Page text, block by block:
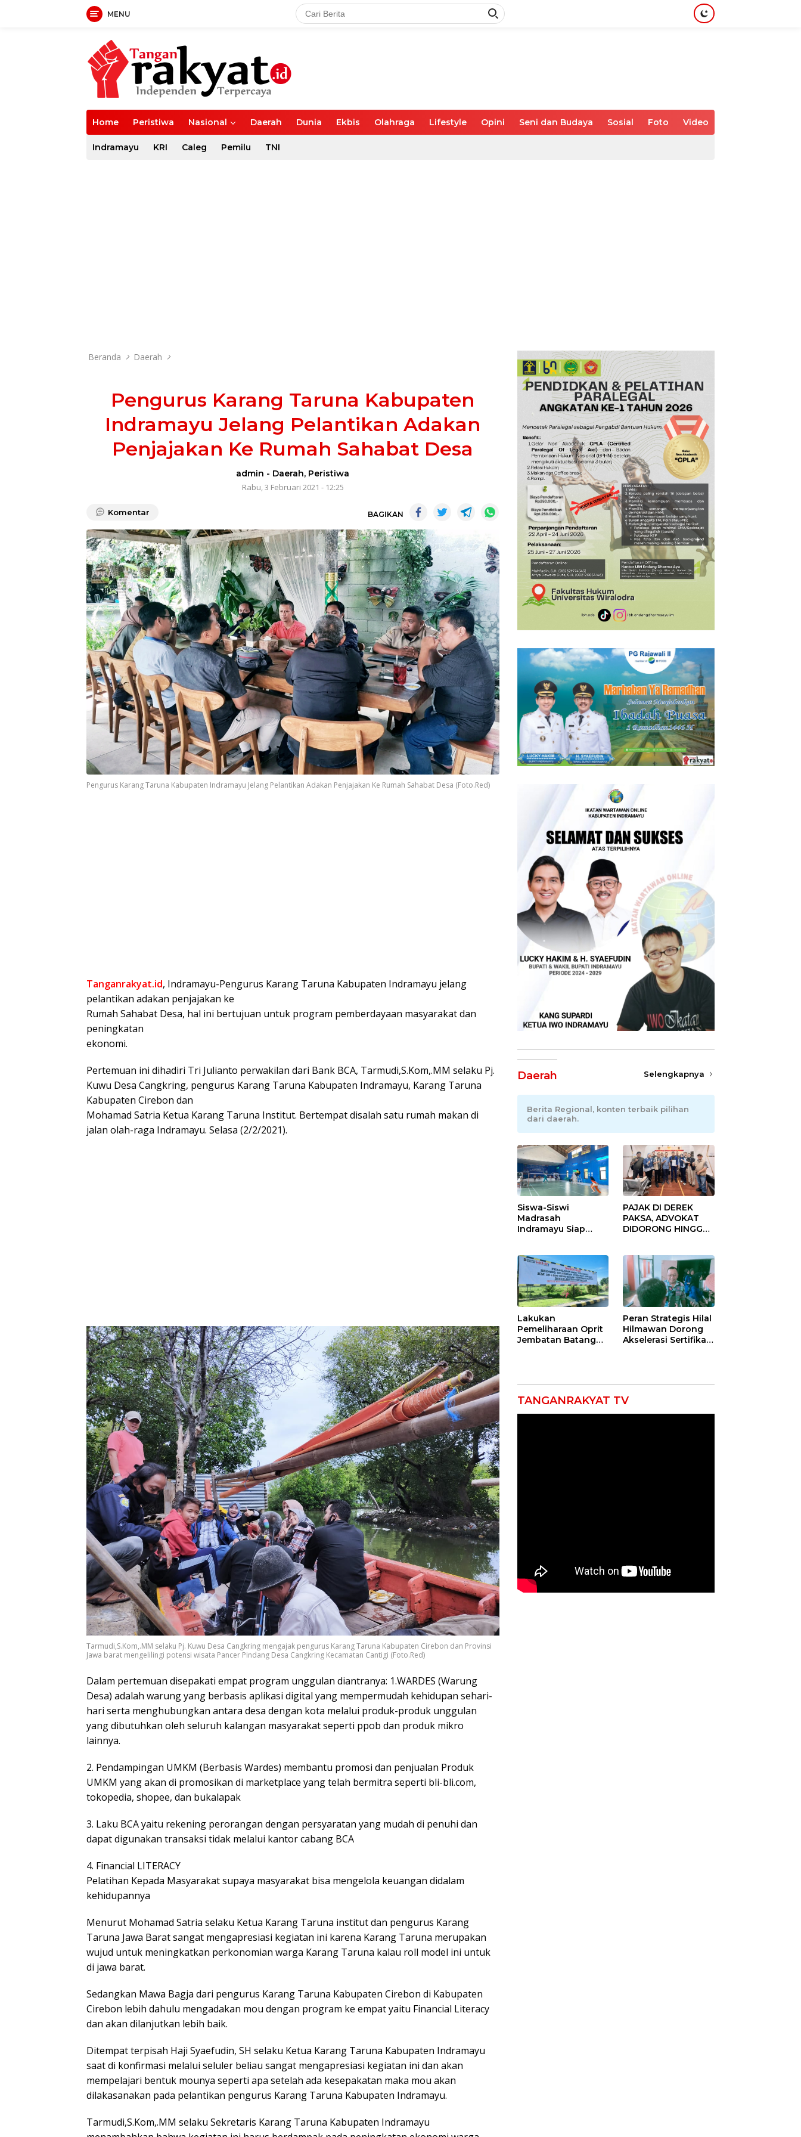
MENU
Home Peristiwa Nasional Daerah Dunia Ekbis Olahraga Lifestyle Opini Seni dan Budaya Sosial Foto Video
Indramayu KRI Caleg Pemilu TNI
Beranda Daerah
Pengurus Karang Taruna Kabupaten
Indramayu Jelang Pelantikan Adakan
Penjajakan Ke Rumah Sahabat Desa
admin - Daerah, Peristiwa
Rabu, 3 Februari 2021 - 12:25
Komentar BAGIKAN
Pengurus Karang Taruna Kabupaten Indramayu Jelang Pelantikan Adakan Penjajakan Ke Rumah Sahabat Desa (Foto.Red)
Tanganrakyat.id, Indramayu-Pengurus Karang Taruna Kabupaten Indramayu jelang
pelantikan adakan penjajakan ke
Rumah Sahabat Desa, hal ini bertujuan untuk program pemberdayaan masyarakat dan
peningkatan
ekonomi.
Pertemuan ini dihadiri Tri Julianto perwakilan dari Bank BCA, Tarmudi,S.Kom,.MM selaku Pj.
Kuwu Desa Cangkring, pengurus Karang Taruna Kabupaten Indramayu, Karang Taruna
Kabupaten Cirebon dan
Mohamad Satria Ketua Karang Taruna Institut. Bertempat disalah satu rumah makan di
jalan olah-raga Indramayu. Selasa (2/2/2021).
Tarmudi,S.Kom,.MM selaku Pj. Kuwu Desa Cangkring mengajak pengurus Karang Taruna Kabupaten Cirebon dan Provinsi
Jawa barat mengelilingi potensi wisata Pancer Pindang Desa Cangkring Kecamatan Cantigi (Foto.Red)
Dalam pertemuan disepakati empat program unggulan diantranya: 1.WARDES (Warung
Desa) adalah warung yang berbasis aplikasi digital yang mempermudah kehidupan sehari-
hari serta menghubungkan antara desa dengan kota melalui produk-produk unggulan
yang dibutuhkan oleh seluruh kalangan masyarakat seperti ppob dan produk mikro
lainnya.
2. Pendampingan UMKM (Berbasis Wardes) membantu promosi dan penjualan Produk
UMKM yang akan di promosikan di marketplace yang telah bermitra seperti bli-bli.com,
tokopedia, shopee, dan bukalapak
3. Laku BCA yaitu rekening perorangan dengan persyaratan yang mudah di penuhi dan
dapat digunakan transaksi tidak melalui kantor cabang BCA
4. Financial LITERACY
Pelatihan Kepada Masyarakat supaya masyarakat bisa mengelola keuangan didalam
kehidupannya
Menurut Mohamad Satria selaku Ketua Karang Taruna institut dan pengurus Karang
Taruna Jawa Barat sangat mengapresiasi kegiatan ini karena Karang Taruna merupakan
wujud untuk meningkatkan perkonomian warga Karang Taruna kalau roll model ini untuk
di jawa barat.
Sedangkan Mawa Bagja dari pengurus Karang Taruna Kabupaten Cirebon di Kabupaten
Cirebon lebih dahulu mengadakan mou dengan program ke empat yaitu Financial Literacy
dan akan dilanjutkan lebih baik.
Ditempat terpisah Haji Syaefudin, SH selaku Ketua Karang Taruna Kabupaten Indramayu
saat di konfirmasi melalui seluler beliau sangat mengapresiasi kegiatan ini dan akan
mempelajari bentuk mounya seperti apa setelah ada kesepakatan maka mou akan
dilakasanakan pada pelantikan pengurus Karang Taruna Kabupaten Indramayu.
Tarmudi,S.Kom,.MM selaku Sekretaris Karang Taruna Kabupaten Indramayu
Daerah Selengkapnya
Berita Regional, konten terbaik pilihan
dari daerah.
Siswa-Siswi
Madrasah
Indramayu Siap
Provinsi 2026
PAJAK DI DEREK
PAKSA, ADVOKAT
DIDORONG HINGGA
Advokat Riau
Ngamuk Kepung
Polresta Pekanbaru!
Lakukan
Pemeliharaan Oprit
Jembatan Batang
Tol Binjai–Langsa
Peran Strategis Hilal
Hilmawan Dorong
Akselerasi Sertifikasi
Indramayu
TANGANRAKYAT TV